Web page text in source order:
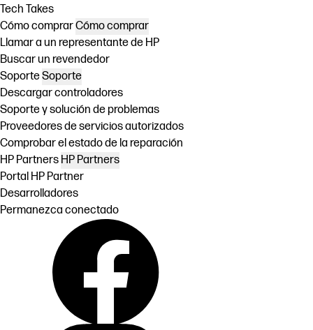
Tech Takes
Cómo comprarCómo comprar
Llamar a un representante de HP
Buscar un revendedor
SoporteSoporte
Descargar controladores
Soporte y solución de problemas
Proveedores de servicios autorizados
Comprobar el estado de la reparación
HP Partners HP Partners
Portal HP Partner
Desarrolladores
Permanezca conectado